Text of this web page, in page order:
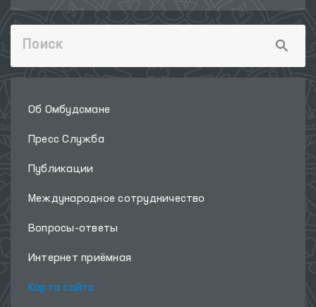
Об Омбудсмане
Пресс Служба
Публикации
Международное сотрудничество
Вопросы-ответы
Интернет приёмная
Карта сайта